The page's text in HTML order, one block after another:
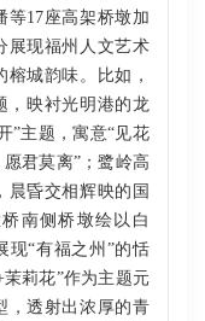
等17座高架桥墩加
展现福州人文艺术
城韵味。比如，
，映衬光明港的龙
”主题，寓意“见花
君莫离”；鹭岭高
晨昏交相辉映的国
南侧桥墩绘以白
现“有福之州”的恬
莉花”作为主题元
，透射出浓厚的青